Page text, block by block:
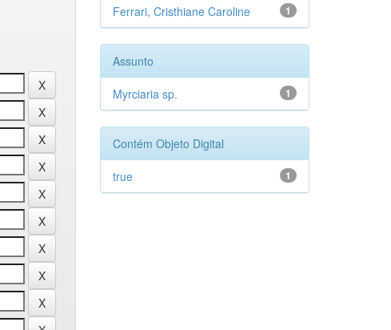
1
Ferrari, Cristhiane Caroline
Assunto
1
Myrciaria sp.
Contém Objeto Digital
1
true